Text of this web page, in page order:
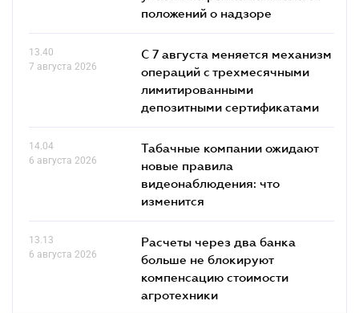
положений о надзоре
13.40
7 августа 2026
С 7 августа меняется механизм
операций с трехмесячными
лимитированными
депозитными сертификатами
14.04
6 августа 2026
Табачные компании ожидают
новые правила
видеонаблюдения: что
изменится
13.13
6 августа 2026
Расчеты через два банка
больше не блокируют
компенсацию стоимости
агротехники